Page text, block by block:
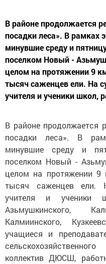
В районе продолжается
посадки леса». В рамках
минувшие среду и
поселком Новый -
целом на протяжении 9
тысяч саженцев ели. На
учителя и ученики школ,
В районе продолжается
посадки леса». В
минувшие среду и
поселком Новый -
целом на протяжении
тысяч саженцев ели.
учителя и ученики
Азьмушкинского,
Калмиинского,
учащиеся и
коллектив ДЮСШ,